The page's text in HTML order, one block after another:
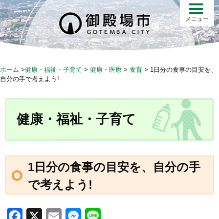
S
k
i
p
c
メニュー
ホーム >健康・福祉・子育て > 健康・医療 > 食育 > 1日分の食事の目安を、
自分の手で考えよう!
健康・福祉・子育て
1日分の食事の目安を、自分の手
で考えよう!